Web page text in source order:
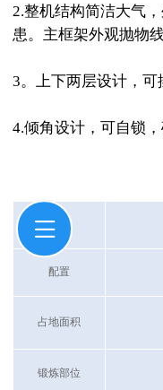
2.整机结构简洁大气
患。主框架外观抛物
3。上下两层设计，
4.倾角设计，可自锁
净重
配置
占地面积
锻炼部位